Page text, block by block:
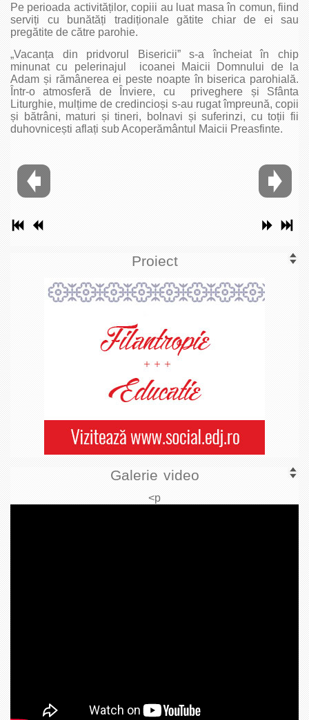
Pe perioada activităților, copiii au luat masa în comun, fiind
serviți cu bunătăți tradiționale gătite chiar de ei sau
pregătite de către parohie.
„Vacanța din pridvorul Bisericii” s-a încheiat în chip
minunat cu pelerinajul icoanei Maicii Domnului de la
Adam și rămânerea ei peste noapte în biserica parohială.
Într-o atmosferă de Înviere, cu priveghere și Sfânta
Liturghie, mulțime de credincioși s-au rugat împreună, copii
și bătrâni, maturi și tineri, bolnavi și suferinzi, cu toții fii
duhovnicești aflați sub Acoperământul Maicii Preasfinte.
Proiect
Galerie video
<p